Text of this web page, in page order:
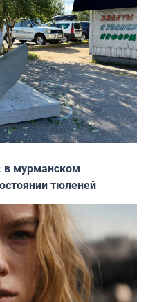
в мурманском
тюленей